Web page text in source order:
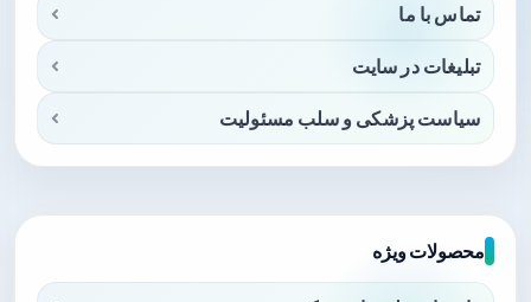
تماس با ما
تبلیغات در سایت
سیاست پزشکی و سلب مسئولیت
محصولات ویژه